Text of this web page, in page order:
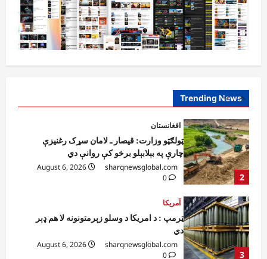
Trending News
1
sharqnewsglobal.com
August 6, 2026
0
2
افغانستان
sharqnewsglobal.com
3
آمریکا
ټرمپ : د امریکا د وسلو زېرمتونونه لا هم ډېر
دي
sharqnewsglobal.com
0
4
آمریکا
ټرمپ : ایران سره خبرې د پوځي اقدام پر ځای
غوره بولي
sharqnewsglobal.com
0